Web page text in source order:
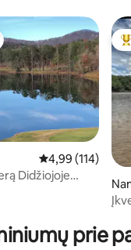
159
Vidutinis
4,99 (114)
Didžiojoje
prie